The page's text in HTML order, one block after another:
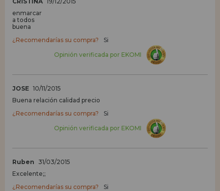
enmarcar
a todos
buena
¿Recomendarías su compra?
Si
Opinión verificada por EKOMI
JOSE 10/11/2015
Buena relación calidad precio
¿Recomendarías su compra?
Si
Opinión verificada por EKOMI
Ruben
31/03/2015
Excelente;;
¿Recomendarías su compra?
Si